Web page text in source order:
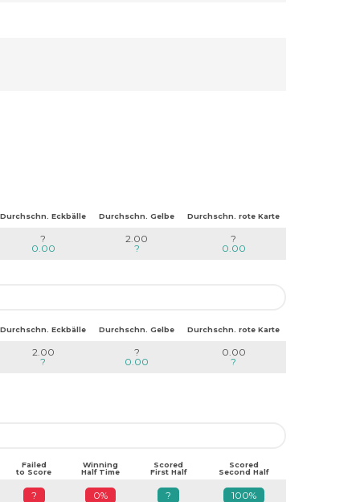
Durchschn. Eckbälle Durchschn. Gelbe Durchschn. rote Karte
?
0.00
2.00
?
?
0.00
Durchschn. Eckbälle Durchschn. Gelbe Durchschn. rote Karte
2.00
?
?
0.00
0.00
?
Failed
to Score
Winning
Half Time
Scored
First Half
Scored
Second Half
? 0% ? 100%